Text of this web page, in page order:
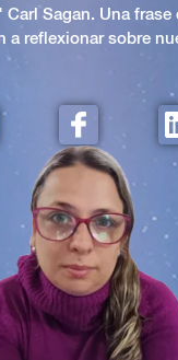
Sagan. Una frase
a reflexionar sobre